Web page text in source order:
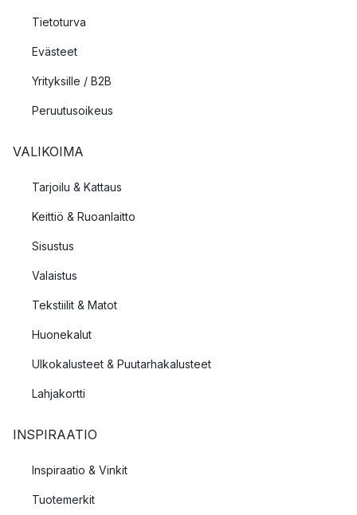
Tietoturva
Evästeet
Yrityksille / B2B
Peruutusoikeus
VALIKOIMA
Tarjoilu & Kattaus
Keittiö & Ruoanlaitto
Sisustus
Valaistus
Tekstiilit & Matot
Huonekalut
Ulkokalusteet & Puutarhakalusteet
Lahjakortti
INSPIRAATIO
Inspiraatio & Vinkit
Tuotemerkit